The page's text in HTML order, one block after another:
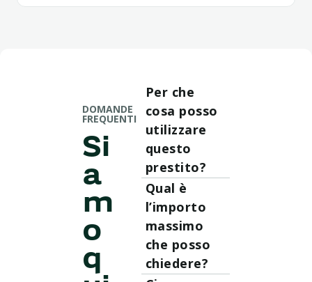
DOMANDE
FREQUENTI
Si
a
m
o
q
Per che
cosa posso
utilizzare
questo
prestito?
Il Prestito BNL
One Click è un
finanziamento
pensato per le
tue esigenze
personali e può
essere
Qual è
l’importo
massimo
che posso
chiedere?